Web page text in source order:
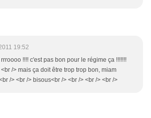
19:52
!!!! c'est pas bon pour le régime ça !!!!!!!
/> mais ça doit être trop trop bon, miam
/> <br /> bisous<br /> <br /> <br /> <br />